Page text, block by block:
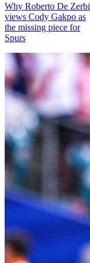
Why Roberto De Zerbi
views Cody Gakpo as
the missing piece for
Spurs